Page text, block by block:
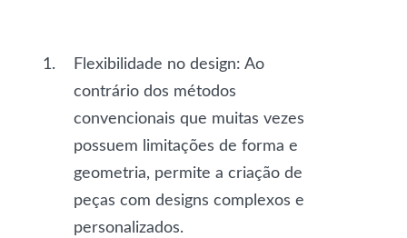
Flexibilidade no design: Ao
contrário dos métodos
convencionais que muitas vezes
possuem limitações de forma e
geometria, permite a criação de
peças com designs complexos e
personalizados.